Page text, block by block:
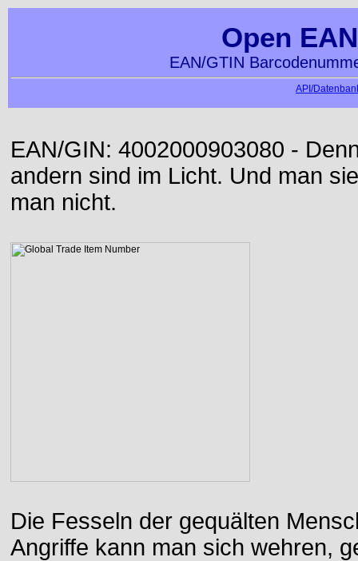
Open
EAN/GTIN
API/
EAN/GIN: 4002000903080 -
andern sind im Licht. Und man
man nicht.
Die Fesseln der gequälten
Angriffe kann man sich wehren,